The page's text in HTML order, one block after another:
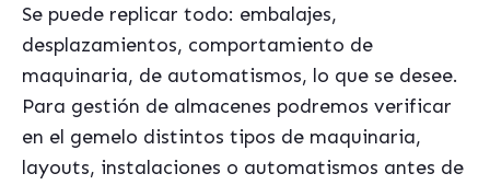
Se puede replicar todo: embalajes,
desplazamientos, comportamiento de
maquinaria, de automatismos, lo que se desee.
Para gestión de almacenes podremos verificar
en el gemelo distintos tipos de maquinaria,
layouts, instalaciones o automatismos antes de